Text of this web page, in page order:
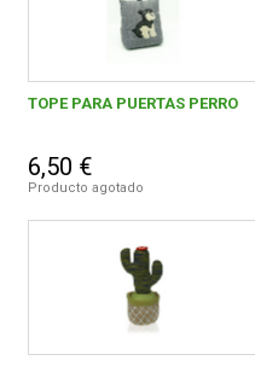
TOPE PARA PUERTAS PERRO
6,50 €
Producto agotado